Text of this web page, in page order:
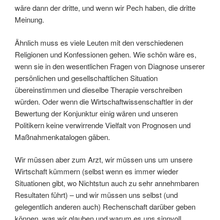
wäre dann der dritte, und wenn wir Pech haben, die dritte
Meinung.
Ähnlich muss es viele Leuten mit den verschiedenen
Religionen und Konfessionen gehen. Wie schön wäre es,
wenn sie in den wesentlichen Fragen von Diagnose unserer
persönlichen und gesellschaftlichen Situation
übereinstimmen und dieselbe Therapie verschreiben
würden. Oder wenn die Wirtschaftwissenschaftler in der
Bewertung der Konjunktur einig wären und unseren
Politikern keine verwirrende Vielfalt von Prognosen und
Maßnahmenkatalogen gäben.
Wir müssen aber zum Arzt, wir müssen uns um unsere
Wirtschaft kümmern (selbst wenn es immer wieder
Situationen gibt, wo Nichtstun auch zu sehr annehmbaren
Resultaten führt) – und wir müssen uns selbst (und
gelegentlich anderen auch) Rechenschaft darüber geben